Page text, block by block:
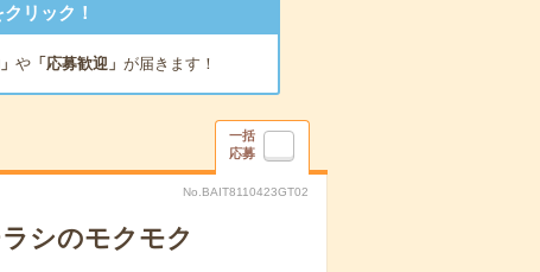
リック！
や「応募歓迎」 が届きます！
一括
応募
No.BAIT8110423GT02
シのモクモク